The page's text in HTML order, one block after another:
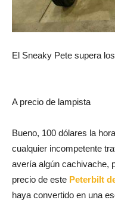
El Sneaky Pete supera
A precio de lampista
Bueno, 100 dólares la
cualquier incompetente
avería algún cachivache,
precio de este Peterbilt
haya convertido en una